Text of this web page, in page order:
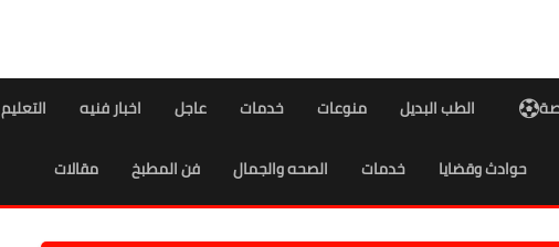
الطب البديل منوعات خدمات عاجل اخبار فنيه التعليم
حوادث وقضايا خدمات الصحه والجمال فن المطبخ مقالات